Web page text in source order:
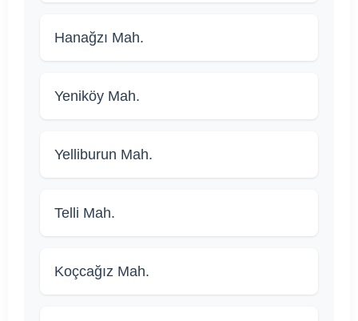
Hanağzı Mah.
Yeniköy Mah.
Yelliburun Mah.
Telli Mah.
Koçcağız Mah.